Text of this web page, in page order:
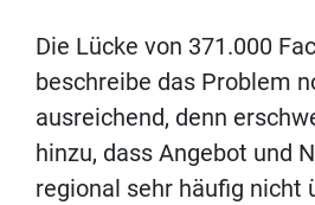
Die Lücke von 371.000
beschreibe das Problem
ausreichend, denn
hinzu, dass Angebot und
regional sehr häufig nicht